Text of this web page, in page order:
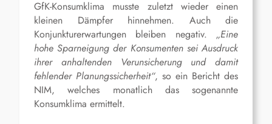
GfK-Konsumklima musste zuletzt wieder einen
kleinen Dämpfer hinnehmen. Auch die
Konjunkturerwartungen bleiben negativ. „Eine
hohe Sparneigung der Konsumenten seiAusdruck
ihrer anhaltenden Verunsicherung und damit
fehlender Planungssicherheit“, so ein Bericht des
NIM, welches monatlich das sogenannte
Konsumklima ermittelt.